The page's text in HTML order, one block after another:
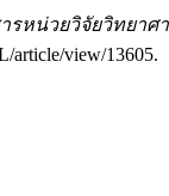
รหน่วยวิจัยวิทยาศา
article/view/13605.